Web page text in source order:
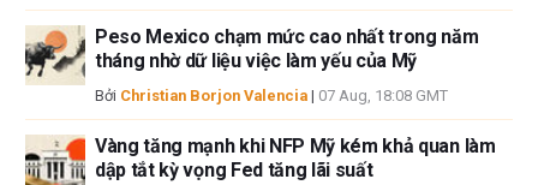
thông tin này và việc hiển thị hoặc sử dụng thông tin này. Ngoại trừ các
lỗi và thiếu sót.
Tác giả và FXStreet không phải là các cố vấn đầu tư đã đăng ký và không
có nội dung nào trong bài viết này nhằm mục đích tư vấn đầu tư.
Peso Mexico chạm mức cao nhất trong năm
tháng nhờ dữ liệu việc làm yếu của Mỹ
Bởi Christian Borjon Valencia | 07 Aug, 18:08 GMT
Vàng tăng mạnh khi NFP Mỹ kém khả quan làm
dập tắt kỳ vọng Fed tăng lãi suất